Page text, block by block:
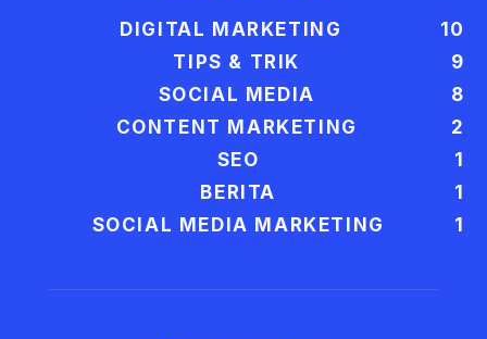
DIGITAL MARKETING
10
TIPS & TRIK
9
SOCIAL MEDIA
8
CONTENT MARKETING
2
SEO
1
BERITA
1
SOCIAL MEDIA MARKETING
1